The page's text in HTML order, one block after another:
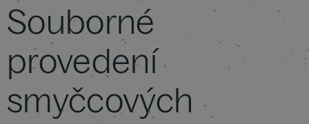
Souborné
provedení
smyčcových